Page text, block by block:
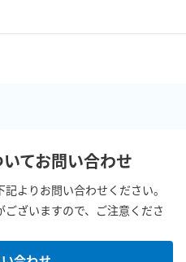
てお問い合わせ
よりお問い合わせください。
ざいますので、ご注意くださ